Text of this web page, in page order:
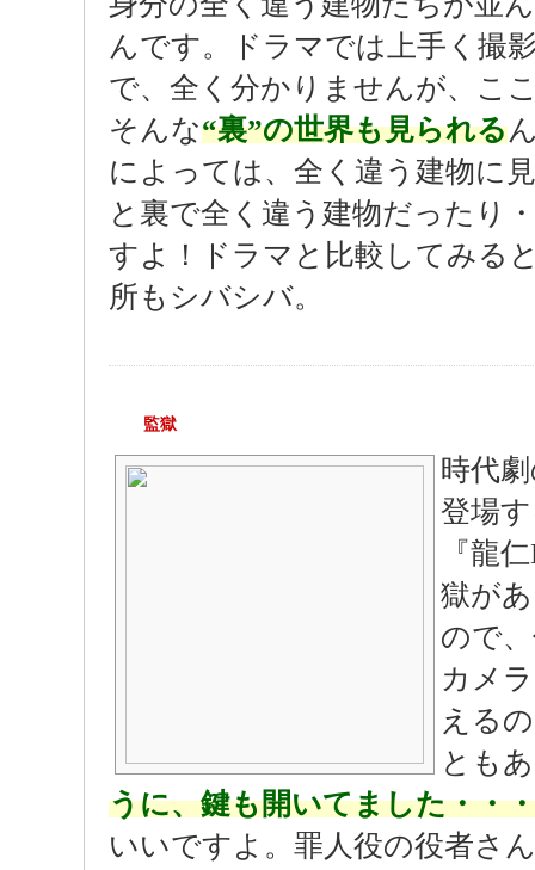
んです。ドラマでは上手く撮
で、全く分かりませんが、こ
そんな“裏”の世界も見られる
によっては、全く違う建物に
と裏で全く違う建物だったり
すよ！ドラマと比較してみる
所もシバシバ。
監獄
時代
登場
『龍
獄が
ので
カメ
える
とも
うに、鍵も開いてました・・
いいですよ。罪人役の役者さ